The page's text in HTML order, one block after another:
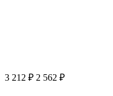
3 212 ₽ 2 562 ₽